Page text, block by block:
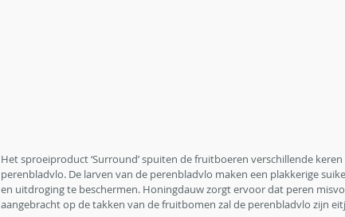
Het sproeiproduct ‘Surround’ spuiten de fruitboeren verschillende
perenbladvlo. De larven van de perenbladvlo maken een plakkerige
en uitdroging te beschermen. Honingdauw zorgt ervoor dat peren
aangebracht op de takken van de fruitbomen zal de perenbladvlo zijn